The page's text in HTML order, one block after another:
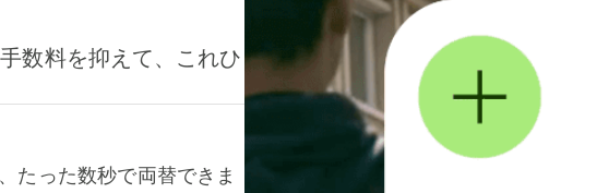
数料を抑えて、これひ
たった数秒で両替できま